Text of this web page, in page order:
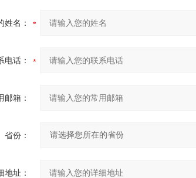
姓名：
电话：
邮箱：
省份：
地址：